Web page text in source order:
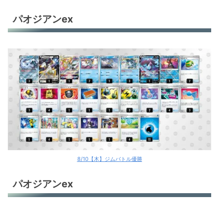
パオジアンex
8/10【木】ジムバトル優勝
パオジアンex